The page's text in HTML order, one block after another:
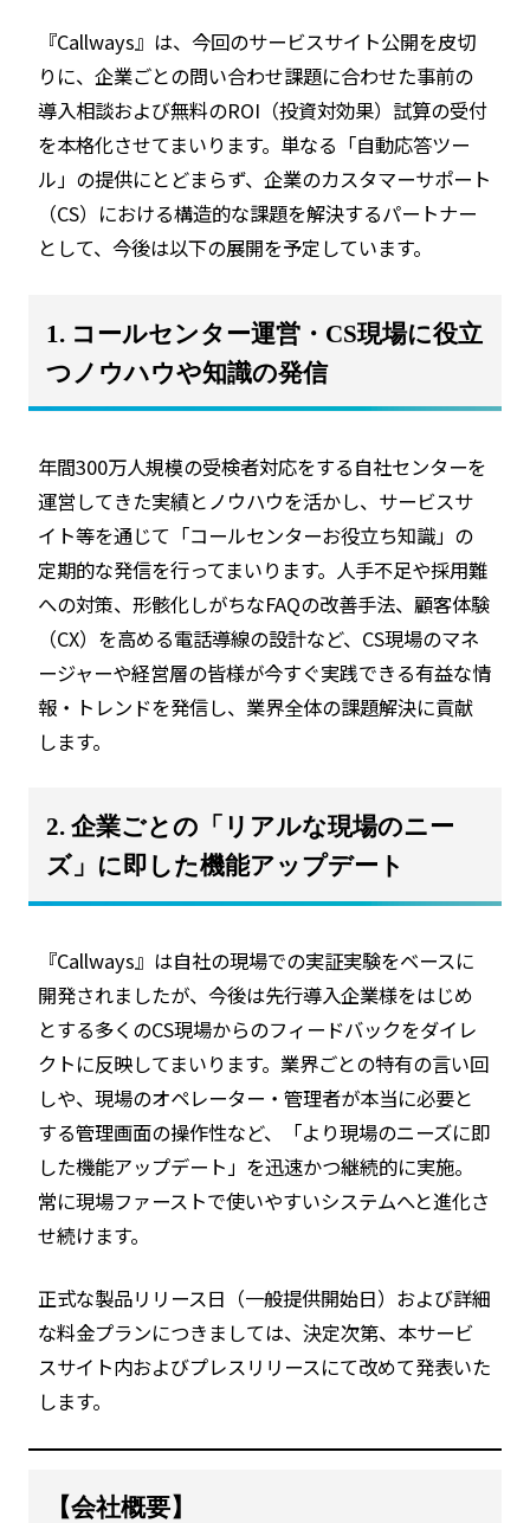
『Callways』は、今回のサービスサイト公開を皮切
りに、企業ごとの問い合わせ課題に合わせた事前の
導入相談および無料のROI（投資対効果）試算の受付
を本格化させてまいります。単なる「自動応答ツー
ル」の提供にとどまらず、企業のカスタマーサポート
（CS）における構造的な課題を解決するパートナー
として、今後は以下の展開を予定しています。
1. コールセンター運営・CS現場に役立
つノウハウや知識の発信
年間300万人規模の受検者対応をする自社センターを
運営してきた実績とノウハウを活かし、サービスサ
イト等を通じて「コールセンターお役立ち知識」の
定期的な発信を行ってまいります。人手不足や採用難
への対策、形骸化しがちなFAQの改善手法、顧客体験
（CX）を高める電話導線の設計など、CS現場のマネ
ージャーや経営層の皆様が今すぐ実践できる有益な情
報・トレンドを発信し、業界全体の課題解決に貢献
します。
2. 企業ごとの「リアルな現場のニー
ズ」に即した機能アップデート
『Callways』は自社の現場での実証実験をベースに
開発されましたが、今後は先行導入企業様をはじめ
とする多くのCS現場からのフィードバックをダイレ
クトに反映してまいります。業界ごとの特有の言い回
しや、現場のオペレーター・管理者が本当に必要と
する管理画面の操作性など、「より現場のニーズに即
した機能アップデート」を迅速かつ継続的に実施。
常に現場ファーストで使いやすいシステムへと進化さ
せ続けます。
正式な製品リリース日（一般提供開始日）および詳細
な料金プランにつきましては、決定次第、本サービ
スサイト内およびプレスリリースにて改めて発表いた
します。
【会社概要】